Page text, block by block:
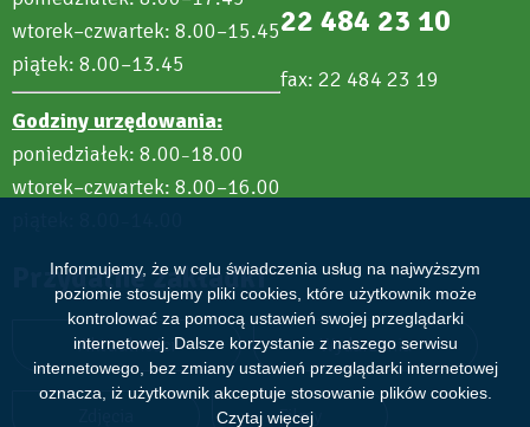
Informujemy, że w celu świadczenia usług na najwyższym
poziomie stosujemy pliki cookies, które użytkownik może
kontrolować za pomocą ustawień swojej przeglądarki
internetowej. Dalsze korzystanie z naszego serwisu
internetowego, bez zmiany ustawień przeglądarki internetowej
oznacza, iż użytkownik akceptuje stosowanie plików cookies.
Czytaj więcej
wtorek–czwartek: 8.00–15.45
piątek: 8.00–13.45
Godziny urzędowania:
poniedziałek: 8.00–18.00
wtorek–czwartek: 8.00–16.00
22 484 23 10
fax: 22 484 23 19
Przydatne zakładki
Aktualności Wydarzenia
Filmy